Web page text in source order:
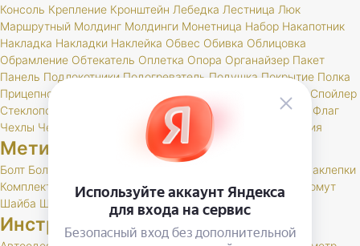
Консоль Крепление Кронштейн Лебедка Лестница Люк
Маршрутный Молдинг Молдинги Монетница Набор Накапотник
Накладка Накладки Наклейка Обвес Обивка Облицовка
Обрамление Обтекатель Оплетка Опора Органайзер Пакет
Панель Подлокотники Подогреватель Подушка Покрытие Полка
Прицепное
Пружины Пусковые
Спойлер
Стеклоподъемник
Усилитель Утеплитель Фаркоп
Флаг
Чехлы Чехол Шноркель Шторки Шумоизоляция
Метизы
Болт БолтСпец
Заклепки
Комплект
Палец Пружина Пряжка РК Скоба Тавотница
Хомут
Шайба Шпилька
Инструменты, спец. литература